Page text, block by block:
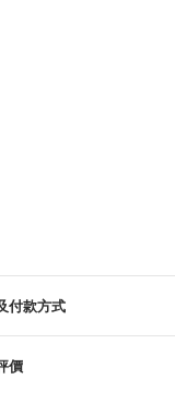
付款方式
價